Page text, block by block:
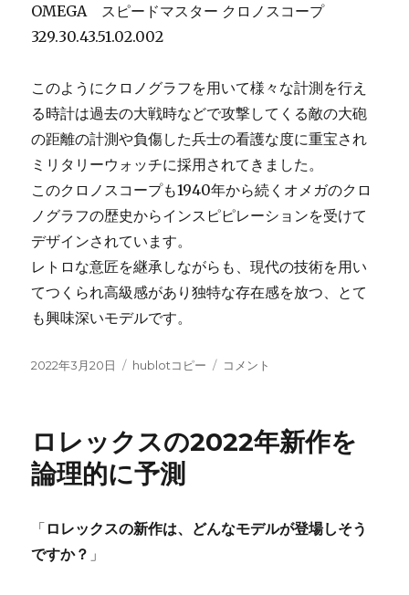
OMEGA スピードマスター クロノスコープ
329.30.43.51.02.002
このようにクロノグラフを用いて様々な計測を行え
る時計は過去の大戦時などで攻撃してくる敵の大砲
の距離の計測や負傷した兵士の看護な度に重宝され
ミリタリーウォッチに採用されてきました。
このクロノスコープも1940年から続くオメガのクロ
ノグラフの歴史からインスピピレーションを受けて
デザインされています。
レトロな意匠を継承しながらも、現代の技術を用い
てつくられ高級感があり独特な存在感を放つ、とて
も興味深いモデルです。
投
2022年3月20日
カ
ー
hublotコピー
ク
ラ
を
コメント
ロレックスの2022年新作を
論理的に予測
「 ロレックスの新作は、どんなモデルが登場しそう
ですか？ 」